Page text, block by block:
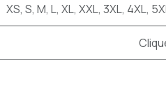
XS, S, M, L, XL, XXL, 3XL, 4XL,